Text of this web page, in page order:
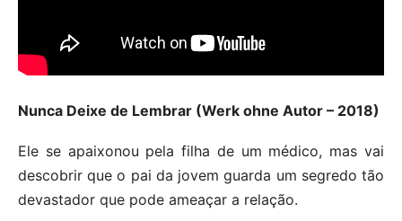
Nunca Deixe de Lembrar (Werk ohne Autor – 2018)
Ele se apaixonou pela filha de um médico, mas vai
descobrir que o pai da jovem guarda um segredo tão
devastador que pode ameaçar a relação.